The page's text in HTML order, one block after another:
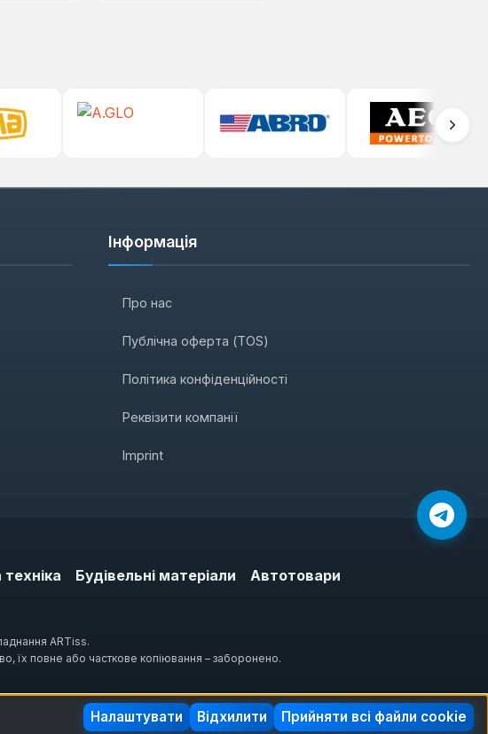
Інформація
Про нас
Публічна оферта (TOS)
Політика конфіденційності
Реквізити компанії
Imprint
Будівельні матеріали Автотовари
ARTiss.
їх повне або часткове копіювання – заборонено.
Відхилити
Налаштувати Прийняти всі файли cookie